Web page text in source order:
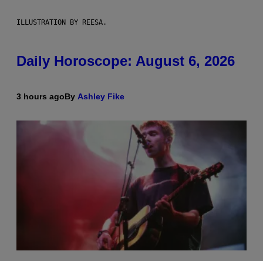
ILLUSTRATION BY REESA.
Daily Horoscope: August 6, 2026
3 hours agoBy Ashley Fike